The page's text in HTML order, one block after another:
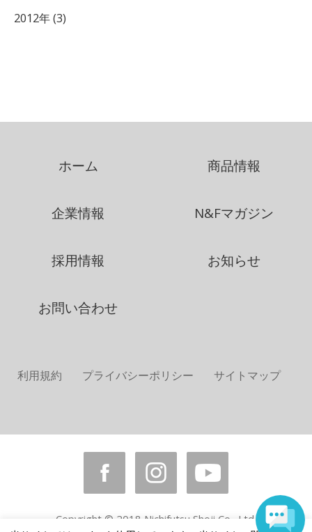
2012年 (3)
ホーム 商品情報
企業情報 N&Fマガジン
採用情報 お知らせ
お問い合わせ
利用規約 プライバシーポリシー サイトマップ
Copyright © 2018 Nichifutsu Shoji Co., Ltd.